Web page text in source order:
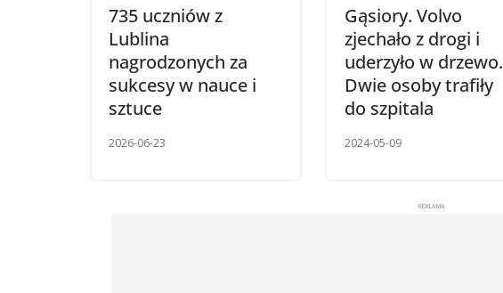
735 uczniów z
Lublina
nagrodzonych za
sukcesy w nauce i
sztuce
2026-06-23
Gąsiory. Volvo
zjechało z drogi i
uderzyło w drzewo.
Dwie osoby trafiły
do szpitala
2024-05-09
REKLAMA